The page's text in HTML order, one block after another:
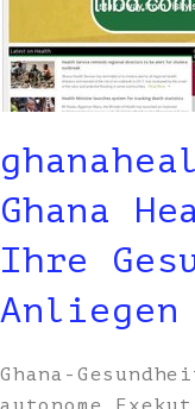
Ghana
Ihre
Anliegen
Ghana-